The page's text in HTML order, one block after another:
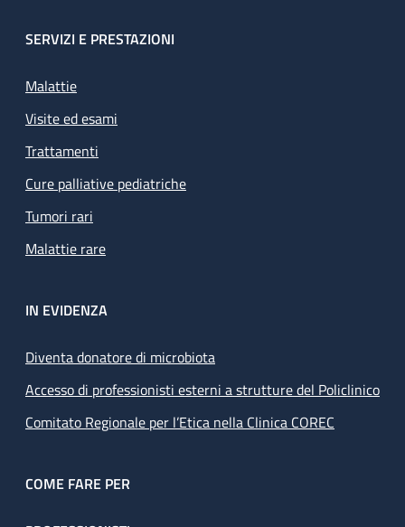
SERVIZI E PRESTAZIONI
Malattie
Visite ed esami
Trattamenti
Cure palliative pediatriche
Tumori rari
Malattie rare
IN EVIDENZA
Diventa donatore di microbiota
Accesso di professionisti esterni a strutture del Policlinico
Comitato Regionale per l’Etica nella Clinica COREC
COME FARE PER